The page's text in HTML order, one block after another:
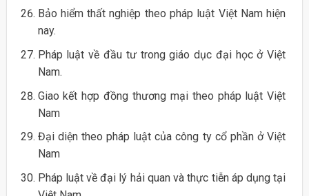
Bảo hiểm thất nghiệp theo pháp luật Việt Nam hiện
nay.
Pháp luật về đầu tư trong giáo dục đại học ở Việt
Nam.
Giao kết hợp đồng thương mại theo pháp luật Việt
Nam
Đại diện theo pháp luật của công ty cổ phần ở Việt
Nam
Pháp luật về đại lý hải quan và thực tiễn áp dụng tại